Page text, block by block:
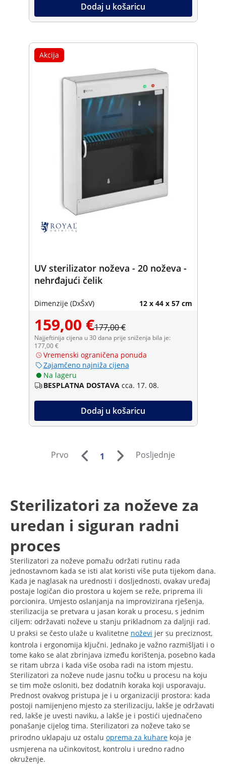
Dodaj u košaricu
Akcija
UV sterilizator noževa - 20 noževa -
nehrđajući čelik
Dimenzije (DxŠxV) 12 x 44 x 57 cm
159,00 €177,00 €
Najjeftinija cijena u 30 dana prije sniženja bila je:
177,00 €
Vremenski ograničena ponuda
Zajamčeno najniža cijena
Na lageru
BESPLATNA DOSTAVA cca. 17. 08.
Dodaj u košaricu
Prvo 1 Posljednje
Sterilizatori za noževe za
uredan i siguran radni
proces
Sterilizatori za noževe pomažu održati rutinu rada
jednostavnom kada se isti alat koristi više puta tijekom dana.
Kada je naglasak na urednosti i dosljednosti, ovakav uređaj
postaje logičan dio prostora u kojem se reže, priprema ili
porcionira. Umjesto oslanjanja na improvizirana rješenja,
sterilizacija se pretvara u jasan korak u procesu, s jednim
ciljem: održavati noževe u stanju prikladnom za daljnji rad.
U praksi se često ulaže u kvalitetne noževi jer su preciznost,
kontrola i ergonomija ključni. Jednako je važno razmišljati i o
tome kako se alat zbrinjava između korištenja, posebno kada
se ritam ubrza i kada više osoba radi na istom mjestu.
Sterilizatori za noževe nude jasnu točku u procesu na koju
se tim može osloniti, bez dodatnih koraka koji usporavaju.
Prednost ovakvog pristupa je i u organizaciji prostora: kada
postoji namijenjeno mjesto za sterilizaciju, lakše je održavati
red, lakše je uvesti naviku, a lakše je i postići ujednačeno
ponašanje cijelog tima. Sterilizatori za noževe tako se
prirodno uklapaju uz ostalu oprema za kuhare koja je
usmjerena na učinkovitost, kontrolu i uredno radno
okruženje.